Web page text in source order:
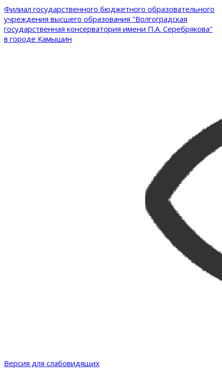
Филиал государственного бюджетного образовательного
учреждения высшего образования "Волгоградская
государственная консерватория имени П.А. Серебрякова"
в городе Камышин
Версия для слабовидящих